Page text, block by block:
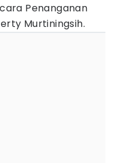
Penanganan
Murtiningsih.